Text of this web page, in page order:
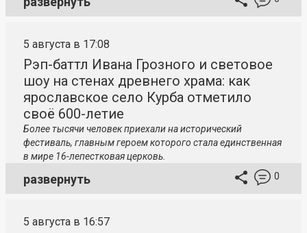
5 августа в 17:08
Рэп-баттл Ивана Грозного и световое
шоу на стенах древнего храма: как
ярославское село Курба отметило
своё 600-летие
Более тысячи человек приехали на исторический
фестиваль, главным героем которого стала единственная
в мире 16-лепестковая церковь.
развернуть 0
5 августа в 16:57